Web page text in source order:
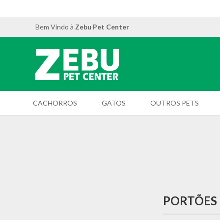
Bem Vindo à Zebu Pet Center
CACHORROS GATOS OUTROS PETS